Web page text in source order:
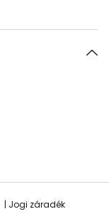
Jogi záradék